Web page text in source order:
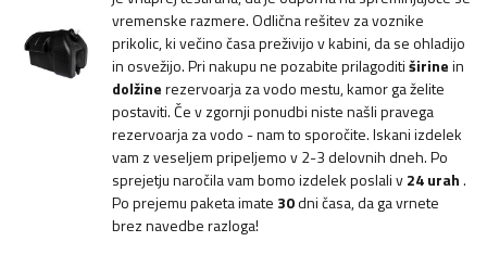
vremenske razmere. Odlična rešitev za voznike
prikolic, ki večino časa preživijo v kabini, da se ohladijo
in osvežijo. Pri nakupu ne pozabite prilagoditiširinein
dolžinerezervoarja za vodo mestu, kamor ga želite
postaviti. Če v zgornji ponudbi niste našli pravega
rezervoarja za vodo - nam to sporočite. Iskani izdelek
vam z veseljem pripeljemo v 2-3 delovnih dneh. Po
sprejetju naročila vam bomo izdelek poslali v24 urah.
Po prejemu paketa imate 30dni časa, da ga vrnete
brez navedbe razloga!